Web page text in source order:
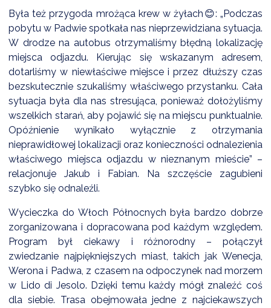
Była też przygoda mrożąca krew w żyłach😊: „Podczas
pobytu w Padwie spotkała nas nieprzewidziana sytuacja.
W drodze na autobus otrzymaliśmy błędną lokalizację
miejsca odjazdu. Kierując się wskazanym adresem,
dotarliśmy w niewłaściwe miejsce i przez dłuższy czas
bezskutecznie szukaliśmy właściwego przystanku. Cała
sytuacja była dla nas stresująca, ponieważ dołożyliśmy
wszelkich starań, aby pojawić się na miejscu punktualnie.
Opóźnienie wynikało wyłącznie z otrzymania
nieprawidłowej lokalizacji oraz konieczności odnalezienia
właściwego miejsca odjazdu w nieznanym mieście” –
relacjonuje Jakub i Fabian. Na szczęście zagubieni
szybko się odnaleźli.
Wycieczka do Włoch Północnych była bardzo dobrze
zorganizowana i dopracowana pod każdym względem.
Program był ciekawy i różnorodny – połączył
zwiedzanie najpiękniejszych miast, takich jak Wenecja,
Werona i Padwa, z czasem na odpoczynek nad morzem
w Lido di Jesolo. Dzięki temu każdy mógł znaleźć coś
dla siebie. Trasa obejmowała jedne z najciekawszych